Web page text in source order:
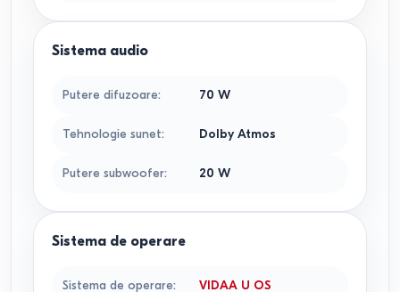
Sistema audio
Putere difuzoare: 70 W
Tehnologie sunet: Dolby Atmos
Putere subwoofer: 20 W
Sistema de operare
Sistema de operare: VIDAA U OS